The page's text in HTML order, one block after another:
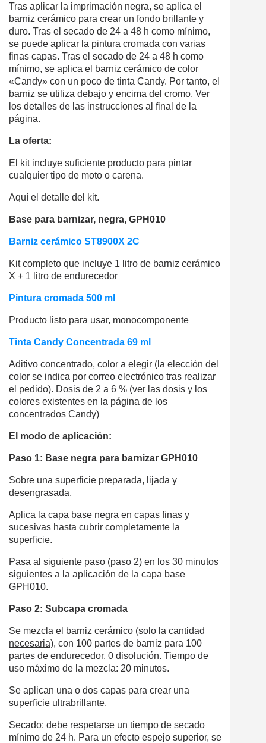
Tras aplicar la imprimación negra, se aplica el
barniz cerámico para crear un fondo brillante y
duro. Tras el secado de 24 a 48 h como mínimo,
se puede aplicar la pintura cromada con varias
finas capas. Tras el secado de 24 a 48 h como
mínimo, se aplica el barniz cerámico de color
«Candy» con un poco de tinta Candy. Por tanto, el
barniz se utiliza debajo y encima del cromo. Ver
los detalles de las instrucciones al final de la
página.
La oferta:
El kit incluye suficiente producto para pintar
cualquier tipo de moto o carena.
Aquí el detalle del kit.
Base para barnizar, negra, GPH010
Barniz cerámico ST8900X 2C
Kit completo que incluye 1 litro de barniz cerámico
X + 1 litro de endurecedor
Pintura cromada 500 ml
Producto listo para usar, monocomponente
Tinta Candy Concentrada 69 ml
Aditivo concentrado, color a elegir (la elección del
color se indica por correo electrónico tras realizar
el pedido). Dosis de 2 a 6 % (ver las dosis y los
colores existentes en la página de los
concentrados Candy)
El modo de aplicación:
Paso 1: Base negra para barnizar GPH010
Sobre una superficie preparada, lijada y
desengrasada,
Aplica la capa base negra en capas finas y
sucesivas hasta cubrir completamente la
superficie.
Pasa al siguiente paso (paso 2) en los 30 minutos
siguientes a la aplicación de la capa base
GPH010.
Paso 2: Subcapa cromada
Se mezcla el barniz cerámico (solo la cantidad
necesaria), con 100 partes de barniz para 100
partes de endurecedor. 0 disolución. Tiempo de
uso máximo de la mezcla: 20 minutos.
Se aplican una o dos capas para crear una
superficie ultrabrillante.
Secado: debe respetarse un tiempo de secado
mínimo de 24 h. Para un efecto espejo superior, se